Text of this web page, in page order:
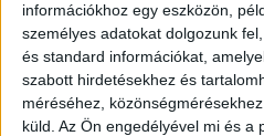
információkhoz egy eszközön,
személyes adatokat dolgozunk
és standard információkat,
szabott hirdetésekhez és
méréséhez,
küld. Az Ön engedélyével mi és a